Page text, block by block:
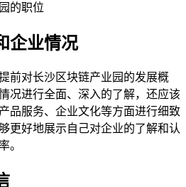
的职位
企业情况
前对长沙区块链产业园的发展概
况进行全面、深入的了解，还应该
品服务、企业文化等方面进行细致
更好地展示自己对企业的了解和认
。